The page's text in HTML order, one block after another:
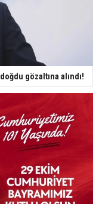
gözaltına alındı!